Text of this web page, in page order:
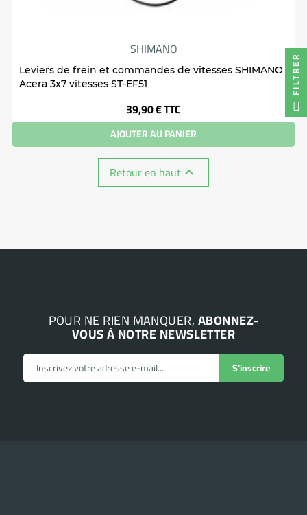
SHIMANO
Leviers de frein et commandes de vitesses SHIMANO
Acera 3x7 vitesses ST-EF51
Prix
39,90 €TTC
AJOUTER AU PANIER
Retour en haut 
POUR NE RIEN MANQUER,ABONNEZ-
VOUS À NOTRE NEWSLETTER
FILTRER